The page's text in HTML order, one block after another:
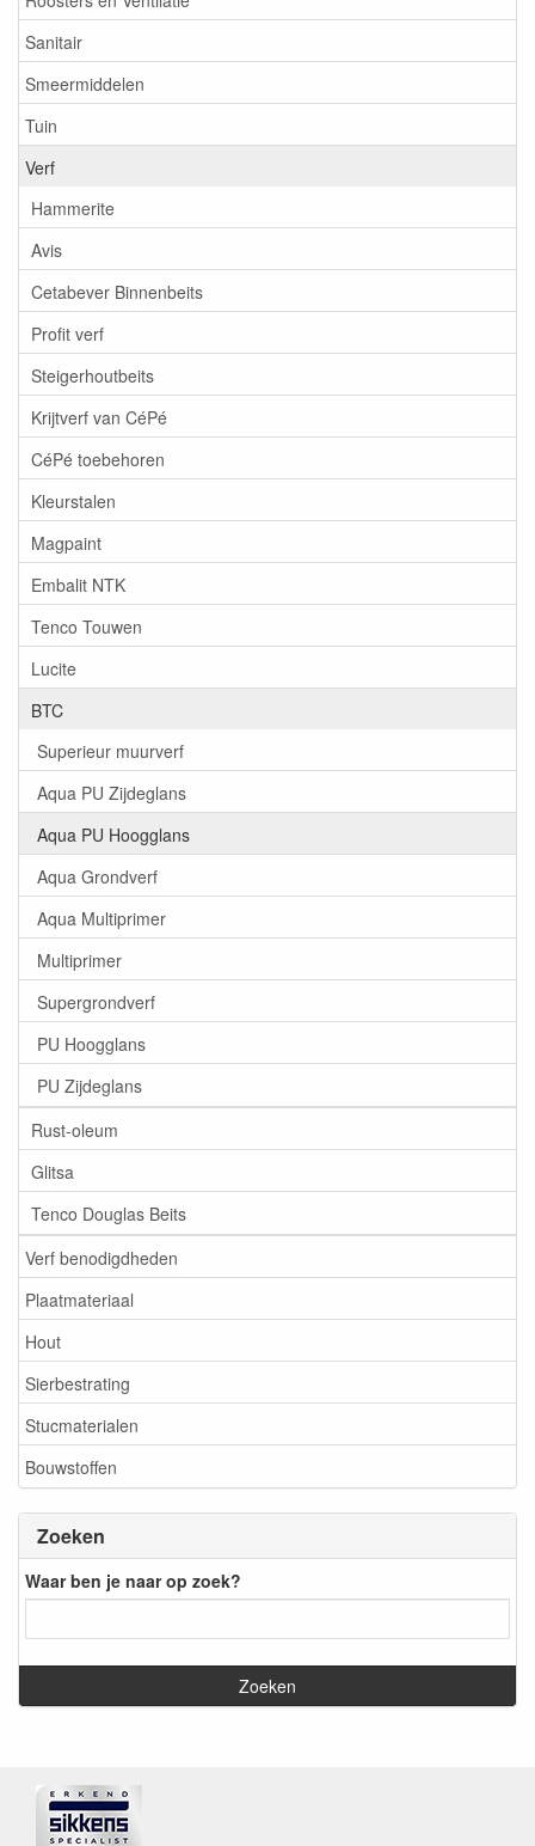
Sanitair
Smeermiddelen
Tuin
Verf
Hammerite
Avis
Cetabever Binnenbeits
Profit verf
Steigerhoutbeits
Krijtverf van CéPé
CéPé toebehoren
Kleurstalen
Magpaint
Embalit NTK
Tenco Touwen
Lucite
BTC
Superieur muurverf
Aqua PU Zijdeglans
Aqua PU Hoogglans
Aqua Grondverf
Aqua Multiprimer
Multiprimer
Supergrondverf
PU Hoogglans
PU Zijdeglans
Rust-oleum
Glitsa
Tenco Douglas Beits
Verf benodigdheden
Plaatmateriaal
Hout
Sierbestrating
Stucmaterialen
Bouwstoffen
Zoeken
Waar ben je naar op zoek?